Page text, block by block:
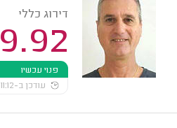
דירוג כללי
9.92
פנוי עכשיו
עודכן ב-11:12